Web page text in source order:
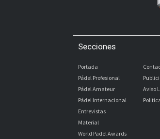
Secciones
Portada
Pádel Profesional
Pádel Amateur
Pádel Internacional
Entrevistas
Material
World Padel Awards
Aviso